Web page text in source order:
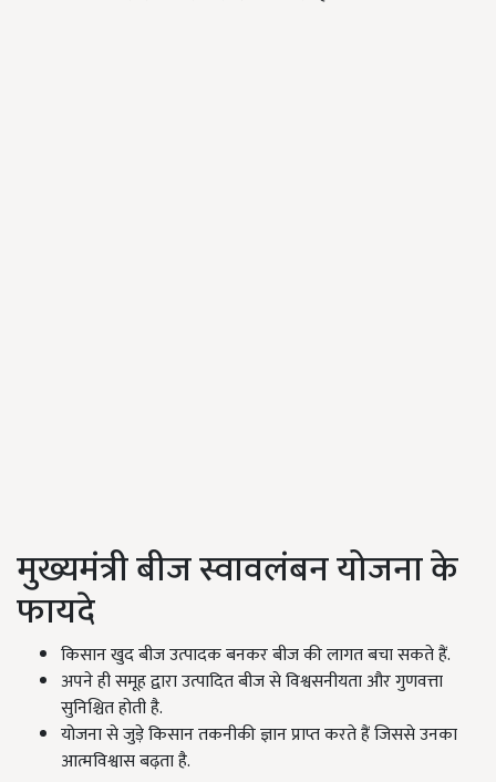
मुख्यमंत्री बीज स्वावलंबन योजना के
फायदे
किसान खुद बीज उत्पादक बनकर बीज की लागत बचा सकते हैं.
अपने ही समूह द्वारा उत्पादित बीज से विश्वसनीयता और गुणवत्ता
सुनिश्चित होती है.
योजना से जुड़े किसान तकनीकी ज्ञान प्राप्त करते हैं जिससे उनका
आत्मविश्वास बढ़ता है.